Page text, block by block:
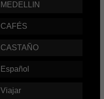
MEDELLIN
CAFÉS
CASTAÑO
Español
Viajar